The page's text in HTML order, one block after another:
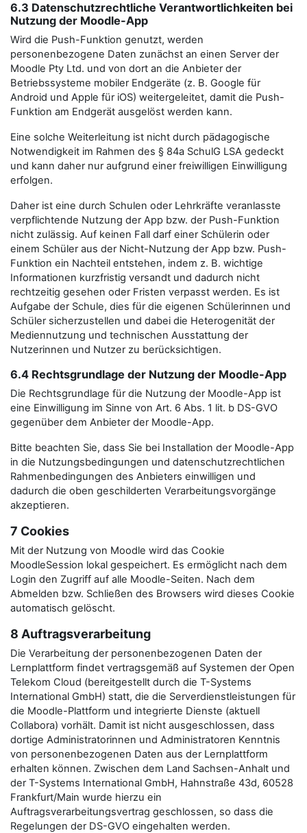
6.3 Datenschutzrechtliche Verantwortlichkeiten bei
Nutzung der Moodle-App
Wird die Push-Funktion genutzt, werden
personenbezogene Daten zunächst an einen Server der
Moodle Pty Ltd. und von dort an die Anbieter der
Betriebssysteme mobiler Endgeräte (z. B. Google für
Android und Apple für iOS) weitergeleitet, damit die Push-
Funktion am Endgerät ausgelöst werden kann.
Eine solche Weiterleitung ist nicht durch pädagogische
Notwendigkeit im Rahmen des § 84a SchulG LSA gedeckt
und kann daher nur aufgrund einer freiwilligen Einwilligung
erfolgen.
Daher ist eine durch Schulen oder Lehrkräfte veranlasste
verpflichtende Nutzung der App bzw. der Push-Funktion
nicht zulässig. Auf keinen Fall darf einer Schülerin oder
einem Schüler aus der Nicht-Nutzung der App bzw. Push-
Funktion ein Nachteil entstehen, indem z. B. wichtige
Informationen kurzfristig versandt und dadurch nicht
rechtzeitig gesehen oder Fristen verpasst werden. Es ist
Aufgabe der Schule, dies für die eigenen Schülerinnen und
Schüler sicherzustellen und dabei die Heterogenität der
Mediennutzung und technischen Ausstattung der
Nutzerinnen und Nutzer zu berücksichtigen.
6.4 Rechtsgrundlage der Nutzung der Moodle-App
Die Rechtsgrundlage für die Nutzung der Moodle-App ist
eine Einwilligung im Sinne von Art. 6 Abs. 1 lit. b DS-GVO
gegenüber dem Anbieter der Moodle-App.
Bitte beachten Sie, dass Sie bei Installation der Moodle-App
in die Nutzungsbedingungen und datenschutzrechtlichen
Rahmenbedingungen des Anbieters einwilligen und
dadurch die oben geschilderten Verarbeitungsvorgänge
akzeptieren.
7 Cookies
Mit der Nutzung von Moodle wird das Cookie
MoodleSession lokal gespeichert. Es ermöglicht nach dem
Login den Zugriff auf alle Moodle-Seiten. Nach dem
Abmelden bzw. Schließen des Browsers wird dieses Cookie
automatisch gelöscht.
8 Auftragsverarbeitung
Die Verarbeitung der personenbezogenen Daten der
Lernplattform findet vertragsgemäß auf Systemen der Open
Telekom Cloud (bereitgestellt durch die T-Systems
International GmbH) statt, die die Serverdienstleistungen für
die Moodle-Plattform und integrierte Dienste (aktuell
Collabora) vorhält. Damit ist nicht ausgeschlossen, dass
dortige Administratorinnen und Administratoren Kenntnis
von personenbezogenen Daten aus der Lernplattform
erhalten können. Zwischen dem Land Sachsen-Anhalt und
der T-Systems International GmbH, Hahnstraße 43d, 60528
Frankfurt/Main wurde hierzu ein
Auftragsverarbeitungsvertrag geschlossen, so dass die
Regelungen der DS-GVO eingehalten werden.